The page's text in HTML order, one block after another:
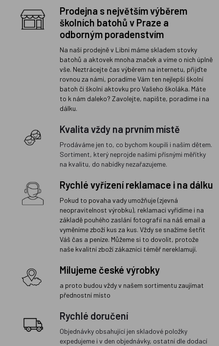
Prodejna s největším výběrem
školních batohů v Praze a
odborným poradenstvím
Na naší prodejně v Libni máme skladem stovky
batohů a aktovek mnoha značek a víme o nich úplně
vše. Neztrácejte čas výběrem na internetu, přijďte
rovnou za námi, poradíme Vám ten nejlepší školní
batoh či školní aktovku pro Vašeho školáka. Máte
to k nám daleko? Zavolejte, napište, poradíme i na
dálku.
Kvalita vždy na prvním místě
Prodáváme jen to, co bychom koupili i našim dětem.
Sortiment, který neprojde našimi přísnými měřítky
na kvalitu, do nabídky nezařazujeme.
Rychlé vyřízení reklamace i na dálku
Pokud to povaha vady umožňuje (zjevná
neopravitelnost výrobku), reklamaci vyřídíme i na
základě pouhého zaslání fotografií na náš email a
vyměníme zboží kus za kus. Vždy se snažíme šetřit
Váš čas a peníze. Můžeme si to dovolit, protože
naše kvalitní zboží zákazníci téměř nereklamují.
Milujeme české výrobky
a proto budou vždy v našem sortimentu zaujímat
přednostní místo
Rychlé doručení
Objednávky obsahující jen skladové položky
expedujeme i v den objednávky, ostatní dle dodací